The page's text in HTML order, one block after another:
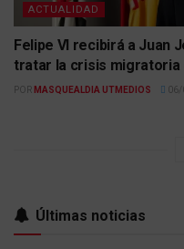
ACTUALIDAD
Felipe VI recibirá a Juan
tratar la crisis migratoria
POR MASQUEALDIA UTMEDIOS
Últimas noticias